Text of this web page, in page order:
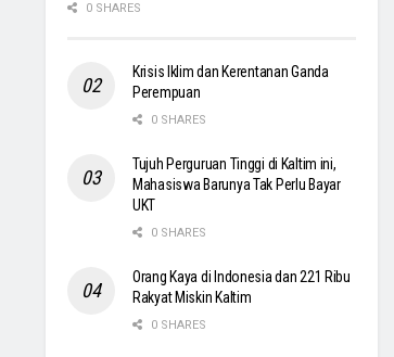
0 SHARES
Krisis Iklim dan Kerentanan Ganda
Perempuan
0 SHARES
Tujuh Perguruan Tinggi di Kaltim ini,
Mahasiswa Barunya Tak Perlu Bayar
UKT
0 SHARES
Orang Kaya di Indonesia dan 221 Ribu
Rakyat Miskin Kaltim
0 SHARES